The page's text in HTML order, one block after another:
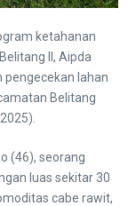
ketahanan
II, Aipda
pengecekan lahan
Belitang
(46), seorang
luas sekitar 30
cabe rawit,